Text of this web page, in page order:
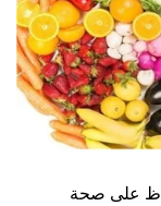
على صحة